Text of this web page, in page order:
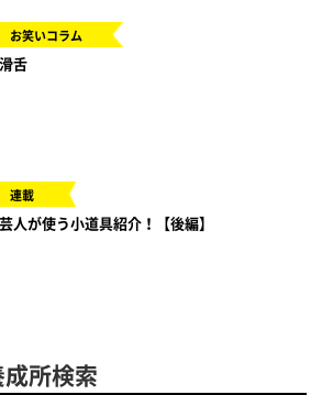
お笑いコラム
滑舌
連載
芸人が使う小道具紹介！【後編】
所検索